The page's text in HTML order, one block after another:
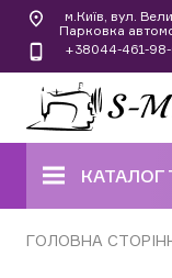
м.Київ, вул.
Парковка
+38044-461-
КАТАЛОГ
ГОЛОВНА